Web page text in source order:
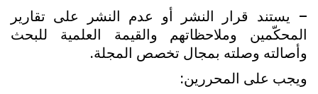
– يستند قرار النشر أو عدم النشر على تقارير
المحکّمين وملاحظاتهم والقيمة العلمية للبحث
وأصالته وصلته بمجال تخصص المجلة.
ويجب على المحررين: